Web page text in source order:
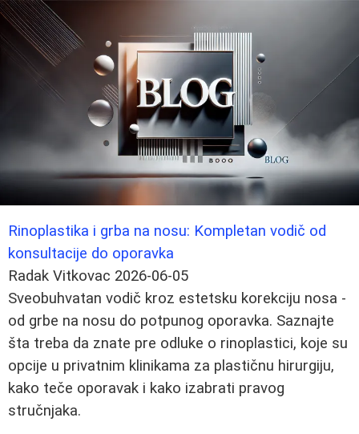
Rinoplastika i grba na nosu: Kompletan vodič od
konsultacije do oporavka
Radak Vitkovac 2026-06-05
Sveobuhvatan vodič kroz estetsku korekciju nosa -
od grbe na nosu do potpunog oporavka. Saznajte
šta treba da znate pre odluke o rinoplastici, koje su
opcije u privatnim klinikama za plastičnu hirurgiju,
kako teče oporavak i kako izabrati pravog
stručnjaka.